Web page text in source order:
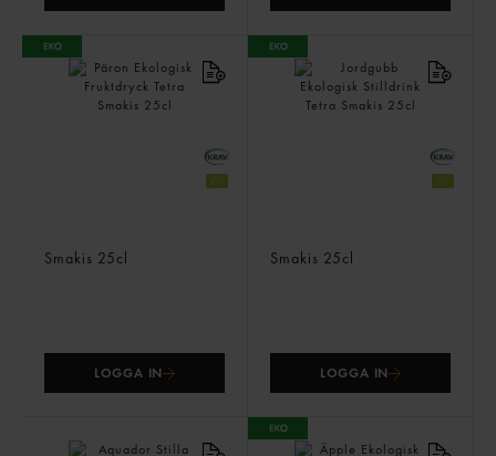
Smakis 25cl
LOGGA IN
Smakis 25cl
LOGGA IN